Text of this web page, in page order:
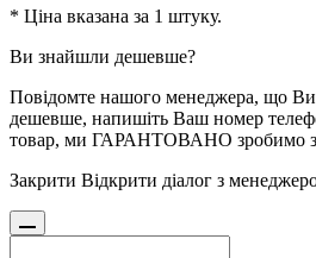
* Ціна вказана за 1 штуку.
Ви знайшли дешевше?
Повідомте нашого менеджера, що
дешевше, напишіть Ваш номер
товар, ми ГАРАНТОВАНО зробимо
Закрити Відкрити діалог з